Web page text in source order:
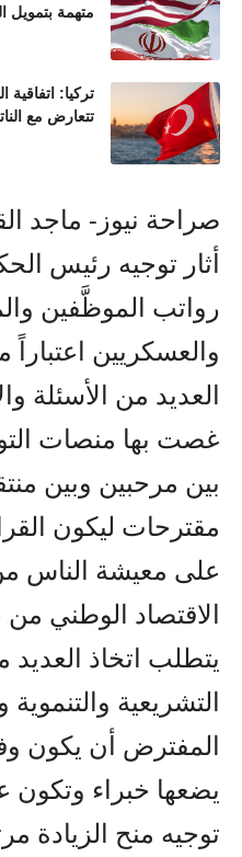
متهمة بتمويل
تركيا: اتفاقية
تتعارض مع
صراحة نيوز- ماجد
أثار توجيه رئيس
رواتب الموظَّفين
والعسكريين اعتباراً
العديد من الأسئلة
غصت بها منصات
بين مرحبين وبين
مقترحات ليكون
على معيشة الناس
الاقتصاد الوطني
يتطلب اتخاذ
التشريعية والتنموية
المفترض أن يكون
يضعها خبراء وتكون
توجيه منح الزيادة